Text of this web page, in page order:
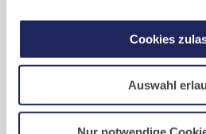
Cookies
Auswahl